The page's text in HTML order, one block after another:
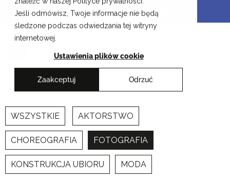
Jeśli odmówisz, Twoje informacje nie będą
śledzone podczas odwiedzania tej witryny
internetowej.
Ustawienia plików cookie
Zaakceptuj Odrzuć
Przejdź
treści
Krakowskie Szkoły Artystyczne
Newsy
WSZYSTKIE AKTORSTWO
CHOREOGRAFIA FOTOGRAFIA
KONSTRUKCJA UBIORU MODA